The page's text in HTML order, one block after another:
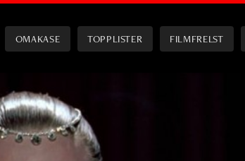
OMAKASE TOPPLISTER FILMFRELST